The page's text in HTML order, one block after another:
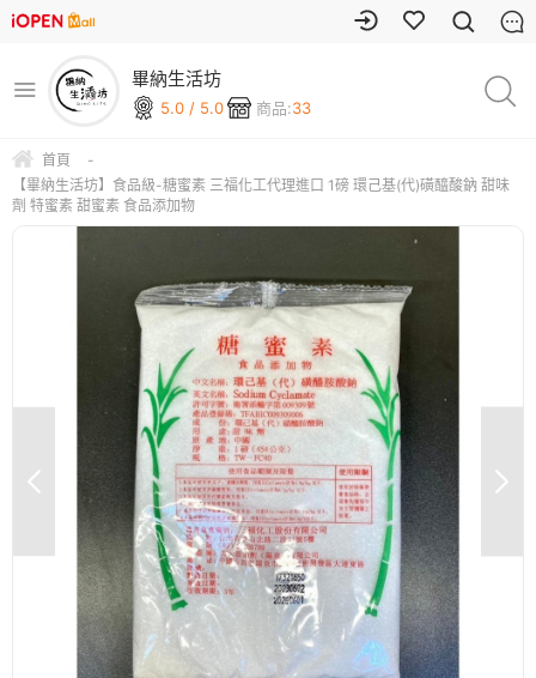
畢納生活坊
5.0 / 5.0 商品:33
首頁
-
【畢納生活坊】食品級-糖蜜素 三福化工代理進口 1磅 環己基(代)磺醯酸鈉 甜味
劑 特蜜素 甜蜜素 食品添加物